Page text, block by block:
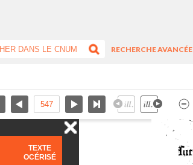
RECHERCHE AVANCÉE
TEXTE
OCÉRISÉ